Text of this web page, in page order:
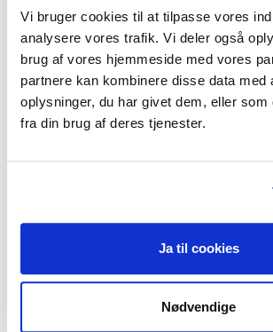
Vi bruger cookies til at tilpasse vores
analysere vores trafik. Vi deler også
brug af vores hjemmeside med vores
partnere kan kombinere disse data med
oplysninger, du har givet dem, eller som
fra din brug af deres tjenester.
Ja til cookies
Nødvendige
kan hjælpe her
Få hjælp, hvis du